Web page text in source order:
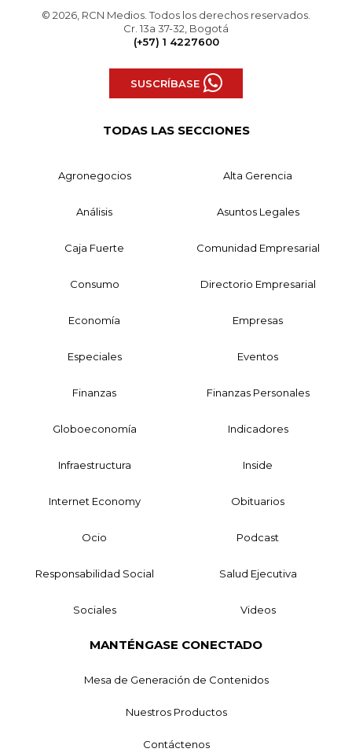
© 2026, RCN Medios. Todos los derechos reservados.
Cr. 13a 37-32, Bogotá
(+57) 1 4227600
SUSCRÍBASE
TODAS LAS SECCIONES
Agronegocios Alta Gerencia
Análisis Asuntos Legales
Caja Fuerte Comunidad Empresarial
Consumo Directorio Empresarial
Economía Empresas
Especiales Eventos
Finanzas Finanzas Personales
Globoeconomía Indicadores
Infraestructura Inside
Internet Economy Obituarios
Ocio Podcast
Responsabilidad Social Salud Ejecutiva
Sociales Videos
MANTÉNGASE CONECTADO
Mesa de Generación de Contenidos
Nuestros Productos
Contáctenos